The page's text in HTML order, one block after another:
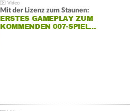
Mit der Lizenz zum Staunen:
ERSTES GAMEPLAY ZUM
KOMMENDEN 007-SPIEL…